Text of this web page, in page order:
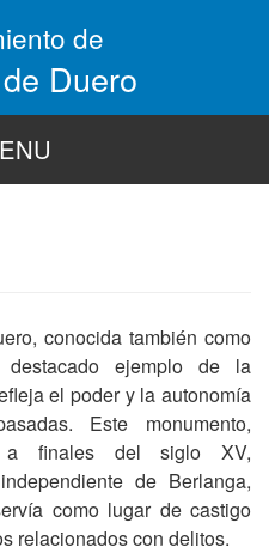
de
Duero
conocida también como
ejemplo de la
el poder y la autonomía
Este monumento,
a finales del siglo XV,
de Berlanga,
como lugar de castigo
relacionados con delitos.